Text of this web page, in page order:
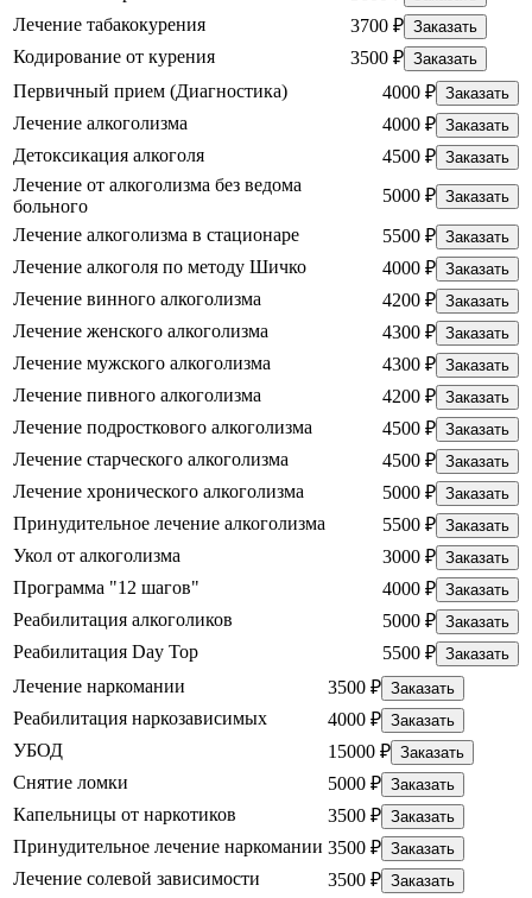
Лечение табакокурения 3700 ₽ Заказать
Кодирование от курения 3500 ₽ Заказать
Первичный прием (Диагностика) 4000 ₽ Заказать
Лечение алкоголизма 4000 ₽ Заказать
Детоксикация алкоголя 4500 ₽ Заказать
Лечение от алкоголизма без ведома
больного
5000 ₽ Заказать
Лечение алкоголизма в стационаре 5500 ₽ Заказать
Лечение алкоголя по методу Шичко 4000 ₽ Заказать
Лечение винного алкоголизма 4200 ₽ Заказать
Лечение женского алкоголизма 4300 ₽ Заказать
Лечение мужского алкоголизма 4300 ₽ Заказать
Лечение пивного алкоголизма 4200 ₽ Заказать
Лечение подросткового алкоголизма 4500 ₽ Заказать
Лечение старческого алкоголизма 4500 ₽ Заказать
Лечение хронического алкоголизма 5000 ₽ Заказать
Принудительное лечение алкоголизма 5500 ₽ Заказать
Укол от алкоголизма 3000 ₽ Заказать
Программа "12 шагов" 4000 ₽ Заказать
Реабилитация алкоголиков 5000 ₽ Заказать
Реабилитация Day Top 5500 ₽ Заказать
Лечение наркомании 3500 ₽ Заказать
Реабилитация наркозависимых 4000 ₽ Заказать
УБОД 15000 ₽ Заказать
Снятие ломки 5000 ₽ Заказать
Капельницы от наркотиков 3500 ₽ Заказать
Принудительное лечение наркомании 3500 ₽ Заказать
Лечение солевой зависимости 3500 ₽ Заказать